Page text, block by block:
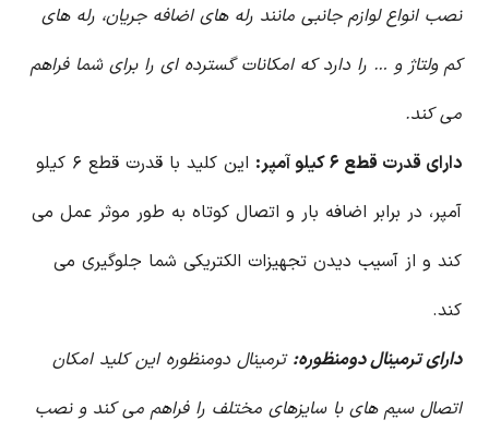
نصب انواع لوازم جانبی مانند رله های اضافه جریان، رله های
کم ولتاژ و … را دارد که امکانات گسترده ای را برای شما فراهم
می کند.
دارای قدرت قطع ۶ کیلو آمپر:
این کلید با قدرت قطع ۶ کیلو
آمپر، در برابر اضافه بار و اتصال کوتاه به طور موثر عمل می
کند و از آسیب دیدن تجهیزات الکتریکی شما جلوگیری می
کند.
دارای ترمینال دومنظوره: ترمینال دومنظوره این کلید امکان
اتصال سیم های با سایزهای مختلف را فراهم می کند و نصب